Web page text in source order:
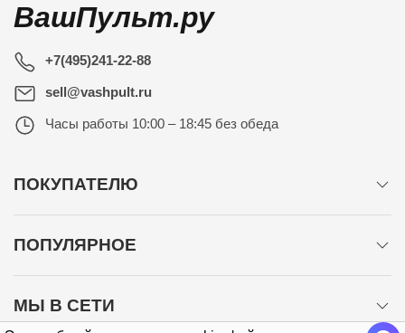
ВашПульт.ру
+7(495)241-22-88
sell@vashpult.ru
Часы работы 10:00 – 18:45 без обеда
ПОКУПАТЕЛЮ
ПОПУЛЯРНОЕ
МЫ В СЕТИ